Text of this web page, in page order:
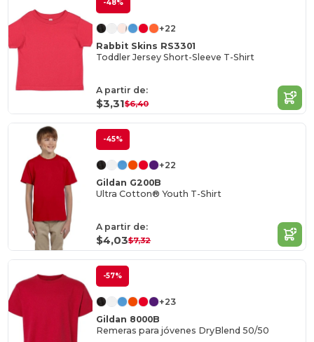
-48%
+22
Rabbit Skins RS3301
Toddler Jersey Short-Sleeve T-Shirt
A partir de:
$3,31$6,40
-45%
+22
Gildan G200B
Ultra Cotton® Youth T-Shirt
A partir de:
$4,03$7,32
-57%
+23
Gildan 8000B
Remeras para jóvenes DryBlend 50/50